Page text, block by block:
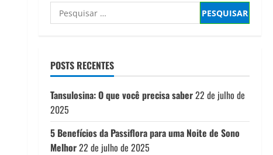
Pesquisar
por:
POSTS RECENTES
Tansulosina: O que você precisa saber22 de julho de
2025
5 Benefícios da Passiflora para uma Noite de Sono
Melhor22 de julho de 2025